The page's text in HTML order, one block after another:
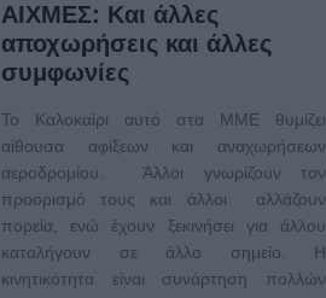
ΑΙΧΜΕΣ: Και άλλες
αποχωρήσεις και άλλες
συμφωνίες
Το Καλοκαίρι αυτό στα ΜΜΕ θυμίζει
αίθουσα αφίξεων και αναχωρήσεων
αεροδρομίου. Άλλοι γνωρίζουν τον
προορισμό τους και άλλοι αλλάζουν
πορεία, ενώ έχουν ξεκινήσει για άλλου
καταλήγουν σε άλλο σημείο. Η
κινητικότητα είναι συνάρτηση πολλών